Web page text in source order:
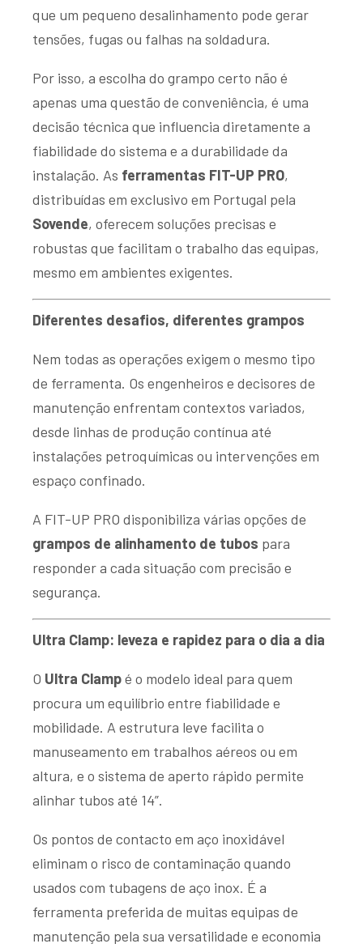
que um pequeno desalinhamento pode gerar
tensões, fugas ou falhas na soldadura.
Por isso, a escolha do grampo certo não é
apenas uma questão de conveniência, é uma
decisão técnica que influencia diretamente a
fiabilidade do sistema e a durabilidade da
instalação. As ferramentas FIT-UP PRO,
distribuídas em exclusivo em Portugal pela
Sovende, oferecem soluções precisas e
robustas que facilitam o trabalho das equipas,
mesmo em ambientes exigentes.
Diferentes desafios, diferentes grampos
Nem todas as operações exigem o mesmo tipo
de ferramenta. Os engenheiros e decisores de
manutenção enfrentam contextos variados,
desde linhas de produção contínua até
instalações petroquímicas ou intervenções em
espaço confinado.
A FIT-UP PRO disponibiliza várias opções de
grampos de alinhamento de tubos para
responder a cada situação com precisão e
segurança.
Ultra Clamp: leveza e rapidez para o dia a dia
O Ultra Clampé o modelo ideal para quem
procura um equilíbrio entre fiabilidade e
mobilidade. A estrutura leve facilita o
manuseamento em trabalhos aéreos ou em
altura, e o sistema de aperto rápido permite
alinhar tubos até 14”.
Os pontos de contacto em aço inoxidável
eliminam o risco de contaminação quando
usados com tubagens de aço inox. É a
ferramenta preferida de muitas equipas de
manutenção pela sua versatilidade e economia